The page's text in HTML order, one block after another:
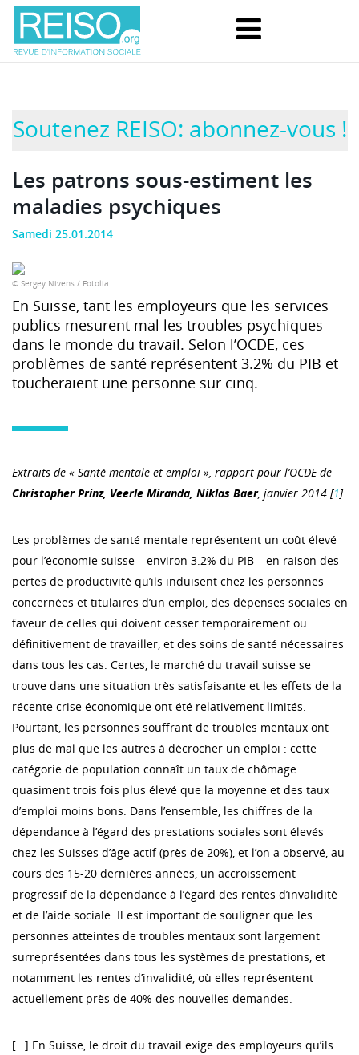
Soutenez REISO: abonnez-vous !
Les patrons sous-estiment les
maladies psychiques
Samedi 25.01.2014
© Sergey Nivens / Foto­lia
En Suisse, tant les employeurs que les services
publics mesurent mal les troubles psychiques
dans le monde du travail. Selon l’OCDE, ces
problèmes de santé représentent 3.2% du PIB et
toucheraient une personne sur cinq.
Extraits de « Santé mentale et emploi », rapport pour l’OCDE de
Christopher Prinz, Veerle Miranda, Niklas Baer, janvier 2014 [1]
Les problèmes de santé mentale représentent un coût élevé
pour l’économie suisse – environ 3.2% du PIB – en raison des
pertes de productivité qu’ils induisent chez les personnes
concernées et titulaires d’un emploi, des dépenses sociales en
faveur de celles qui doivent cesser temporairement ou
définitivement de travailler, et des soins de santé nécessaires
dans tous les cas. Certes, le marché du travail suisse se
trouve dans une situation très satisfaisante et les effets de la
récente crise économique ont été relativement limités.
Pourtant, les personnes souffrant de troubles mentaux ont
plus de mal que les autres à décrocher un emploi : cette
catégorie de population connaît un taux de chômage
quasiment trois fois plus élevé que la moyenne et des taux
d’emploi moins bons. Dans l’ensemble, les chiffres de la
dépendance à l’égard des prestations sociales sont élevés
chez les Suisses d’âge actif (près de 20%), et l’on a observé, au
cours des 15-20 dernières années, un accroissement
progressif de la dépendance à l’égard des rentes d’invalidité
et de l’aide sociale. Il est important de souligner que les
personnes atteintes de troubles mentaux sont largement
surreprésentées dans tous les systèmes de prestations, et
notamment les rentes d’invalidité, où elles représentent
actuellement près de 40% des nouvelles demandes.
[…] En Suisse, le droit du travail exige des employeurs qu’ils